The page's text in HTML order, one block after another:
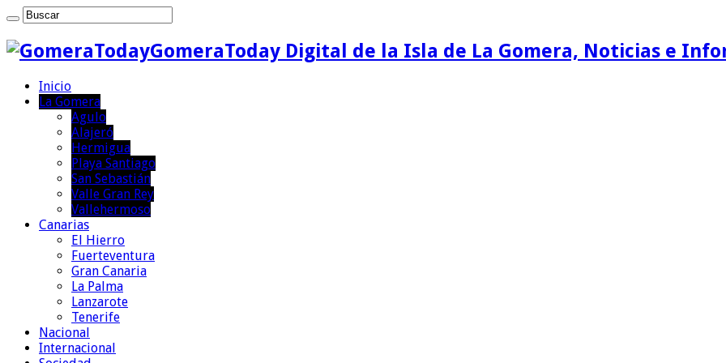
GomeraToday Digital de la Isla de La Gomera, Noticias e
Inicio
La Gomera
Agulo
Alajeró
Hermigua
Playa Santiago
San Sebastián
Valle Gran Rey
Vallehermoso
Canarias
El Hierro
Fuerteventura
Gran Canaria
La Palma
Lanzarote
Tenerife
Nacional
Internacional